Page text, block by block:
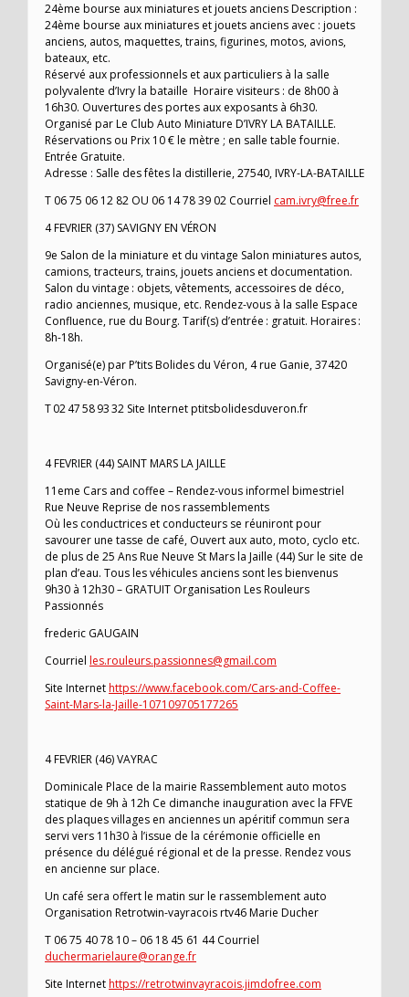
24ème bourse aux miniatures et jouets anciens Description :
24ème bourse aux miniatures et jouets anciens avec : jouets
anciens, autos, maquettes, trains, figurines, motos, avions,
bateaux, etc.
Réservé aux professionnels et aux particuliers à la salle
polyvalente d’Ivry la bataille Horaire visiteurs : de 8h00 à
16h30. Ouvertures des portes aux exposants à 6h30.
Organisé par Le Club Auto Miniature D’IVRY LA BATAILLE.
Réservations ou Prix 10 € le mètre ; en salle table fournie.
Entrée Gratuite.
Adresse : Salle des fêtes la distillerie, 27540, IVRY-LA-BATAILLE
T 06 75 06 12 82 OU 06 14 78 39 02 Courriel cam.ivry@free.fr
4 FEVRIER (37) SAVIGNY EN VÉRON
9e Salon de la miniature et du vintage Salon miniatures autos,
camions, tracteurs, trains, jouets anciens et documentation.
Salon du vintage : objets, vêtements, accessoires de déco,
radio anciennes, musique, etc. Rendez-vous à la salle Espace
Confluence, rue du Bourg. Tarif(s) d’entrée : gratuit. Horaires :
8h-18h.
Organisé(e) par P’tits Bolides du Véron, 4 rue Ganie, 37420
Savigny-en-Véron.
T 02 47 58 93 32 Site Internet ptitsbolidesduveron.fr
4 FEVRIER (44) SAINT MARS LA JAILLE
11eme Cars and coffee – Rendez-vous informel bimestriel
Rue Neuve Reprise de nos rassemblements
Où les conductrices et conducteurs se réuniront pour
savourer une tasse de café, Ouvert aux auto, moto, cyclo etc.
de plus de 25 Ans Rue Neuve St Mars la Jaille (44) Sur le site de
plan d’eau. Tous les véhicules anciens sont les bienvenus
9h30 à 12h30 – GRATUIT Organisation Les Rouleurs
Passionnés
frederic GAUGAIN
Courriel les.rouleurs.passionnes@gmail.com
Site Internethttps://www.facebook.com/Cars-and-Coffee-
Saint-Mars-la-Jaille-107109705177265
4 FEVRIER (46) VAYRAC
Dominicale Place de la mairie Rassemblement auto motos
statique de 9h à 12h Ce dimanche inauguration avec la FFVE
des plaques villages en anciennes un apéritif commun sera
servi vers 11h30 à l’issue de la cérémonie officielle en
présence du délégué régional et de la presse. Rendez vous
en ancienne sur place.
Un café sera offert le matin sur le rassemblement auto
Organisation Retrotwin-vayracois rtv46 Marie Ducher
T 06 75 40 78 10 – 06 18 45 61 44 Courriel
duchermarielaure@orange.fr
Site Internethttps://retrotwinvayracois.jimdofree.com